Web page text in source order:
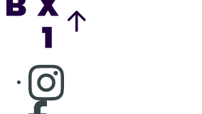
S'abonner à notre newsletter
Connaître BX1
Publicité
Offres d'emploi